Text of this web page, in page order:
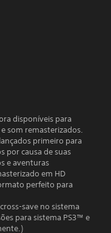
disponíveis para
som remasterizados.
lançados primeiro para
por causa de suas
e aventuras
em HD
perfeito para
save no sistema
para sistema PS3™ e